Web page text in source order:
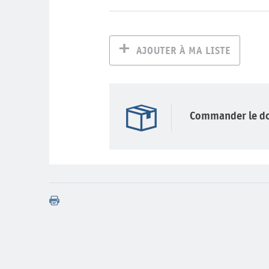
AJOUTER À MA LISTE
Commander le